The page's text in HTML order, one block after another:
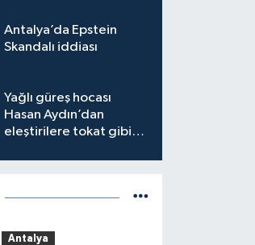
Antalya’da Epstein
Skandalı iddiası
Yağlı güreş hocası
Hasan Aydın’dan
eleştirilere tokat gibi
Antalya